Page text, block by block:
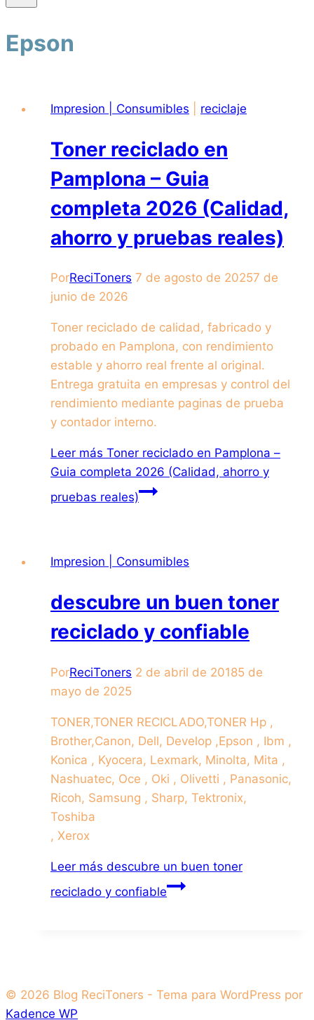
Epson
Impresion | Consumibles reciclaje
Toner reciclado en
Pamplona – Guia
completa 2026 (Calidad,
ahorro y pruebas reales)
PorReciToners 7 de agosto de 20257 de
junio de 2026
Toner reciclado de calidad, fabricado y
probado en Pamplona, con rendimiento
estable y ahorro real frente al original.
Entrega gratuita en empresas y control del
rendimiento mediante paginas de prueba
y contador interno.
Leer más Toner reciclado en Pamplona –
Guia completa 2026 (Calidad, ahorro y
pruebas reales)
Impresion | Consumibles
descubre un buen toner
reciclado y confiable
PorReciToners 2 de abril de 20185 de
mayo de 2025
TONER,TONER RECICLADO,TONER Hp ,
Brother,Canon, Dell, Develop ,Epson , Ibm ,
Konica , Kyocera, Lexmark, Minolta, Mita ,
Nashuatec, Oce , Oki , Olivetti , Panasonic,
Ricoh, Samsung , Sharp, Tektronix,
Toshiba
, Xerox
Leer más descubre un buen toner
reciclado y confiable
© 2026 Blog ReciToners - Tema para WordPress por
Kadence WP